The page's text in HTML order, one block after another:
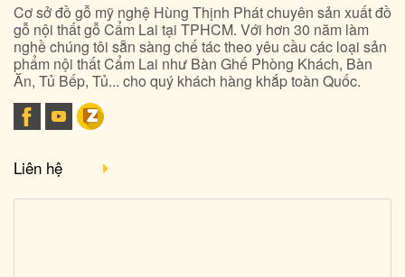
Cơ sở đồ gỗ mỹ nghệ Hùng Thịnh Phát chuyên sản xuất đồ
gỗ nội thất gỗ Cẩm Lai tại TPHCM. Với hơn 30 năm làm
nghề chúng tôi sẵn sàng chế tác theo yêu cầu các loại sản
phẩm nội thất Cẩm Lai như Bàn Ghế Phòng Khách, Bàn
Ăn, Tủ Bếp, Tủ... cho quý khách hàng khắp toàn Quốc.
Liên hệ